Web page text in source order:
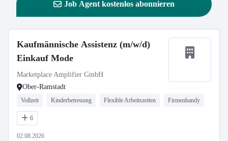
Job Agent kostenlos abonnieren
Kaufmännische Assistenz (m/w/d)
Einkauf Mode
Marketplace Amplifier GmbH
Ober-Ramstadt
Vollzeit Kinderbetreuung Flexible Arbeitszeiten Firmenhandy
6
02.08.2026